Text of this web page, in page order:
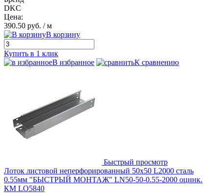
DKC
Цена:
390.50 руб. / м
В корзину
Купить в 1 клик
В избранное
К сравнению
Быстрый просмотр
Лоток листовой неперфорированный 50х50 L2000 сталь
0.55мм "БЫСТРЫЙ МОНТАЖ" LN50-50-0.55-2000 оцинк.
КМ LO5840